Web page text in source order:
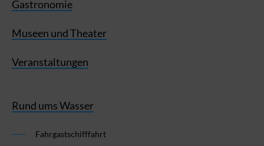
Gastronomie
Museen und Theater
Veranstaltungen
Rund ums Wasser
Fahrgastschifffahrt